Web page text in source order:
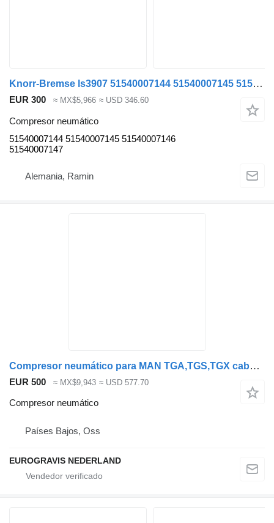
Knorr-Bremse ls3907 51540007144 51540007145 51540007146 51540007147 compresor neumático para MAN TGX TGS cabeza tractora
EUR 300 ≈ MX$5,966 ≈ USD 346.60
Compresor neumático
51540007144 51540007145 51540007146
51540007147
Alemania, Ramin
Compresor neumático para MAN TGA,TGS,TGX cabeza tractora
EUR 500 ≈ MX$9,943 ≈ USD 577.70
Compresor neumático
Países Bajos, Oss
EUROGRAVIS NEDERLAND